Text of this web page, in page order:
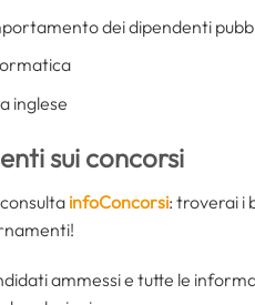
dei dipendenti
inglese
sui concorsi
infoConcorsi: troverai i
ammessi e tutte le